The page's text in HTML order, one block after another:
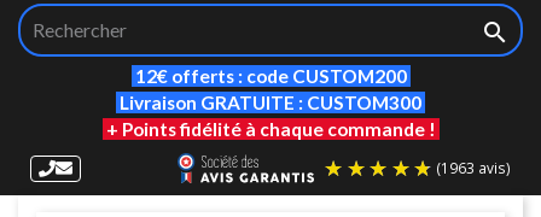

12€ offerts : code CUSTOM200
Livraison GRATUITE : CUSTOM300
+ Points fidélité à chaque commande !